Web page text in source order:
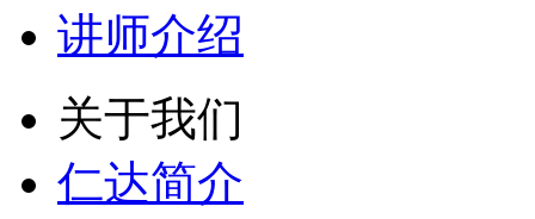
讲师介绍
关于我们
仁达简介